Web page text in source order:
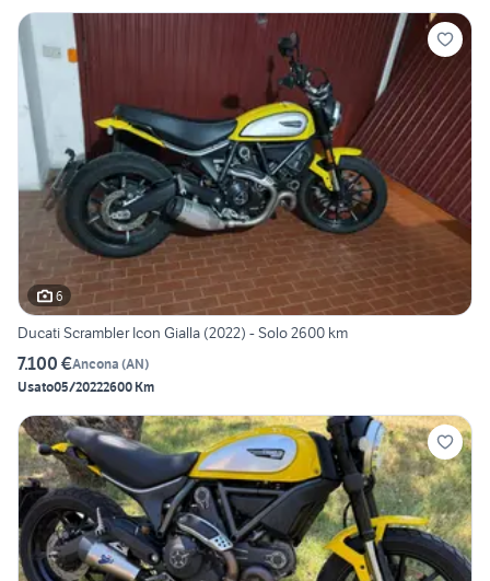
6
Ducati Scrambler Icon Gialla (2022) - Solo 2600 km
7.100 €Ancona (AN)
Usato05/20222600 Km